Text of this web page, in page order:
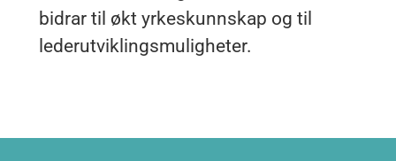
bidrar til økt yrkeskunnskap og til
lederutviklingsmuligheter.